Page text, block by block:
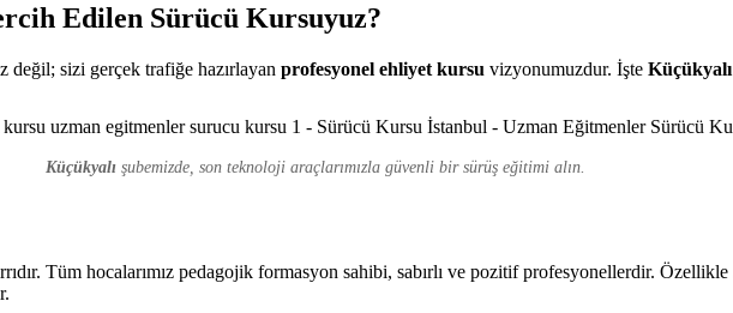
Edilen Sürücü Kursuyuz?
değil; sizi gerçek trafiğe hazırlayan profesyonel ehliyet kursu vizyonumuzdur. İşte Küçükyalı
Küçükyalı şubemizde, son teknoloji araçlarımızla güvenli bir sürüş eğitimi alın.
Tüm hocalarımız pedagojik formasyon sahibi, sabırlı ve pozitif profesyonellerdir. Özellikle